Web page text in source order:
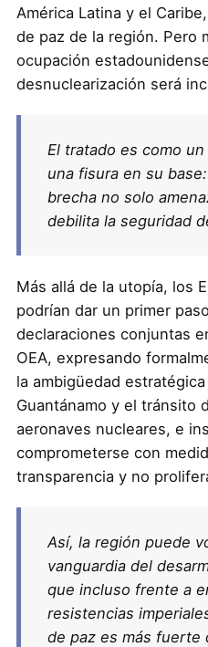
América Latina y el
de paz de la región. Pero
ocupación
desnuclearización será
El tratado es como
una fisura en su
brecha no solo
debilita la seguridad
Más allá de la utopía, los
podrían dar un primer
declaraciones conjuntas
OEA, expresando
la ambigüedad
Guantánamo y el tránsito
aeronaves nucleares, e
comprometerse con
transparencia y no
Así, la región puede
vanguardia del
que incluso frente a
resistencias
de paz es más fuerte